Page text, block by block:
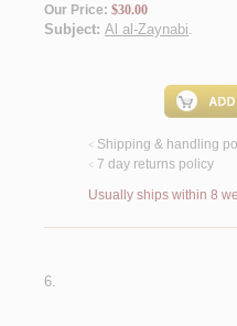
Our Price: $30.00
Subject: Al al-Zaynabi.
< Shipping & handling
< 7 day returns policy
Usually ships within 8
6.